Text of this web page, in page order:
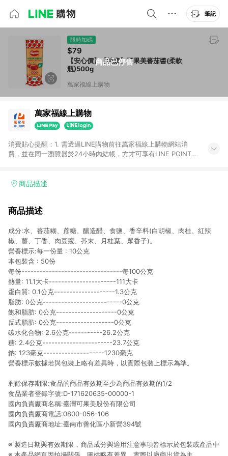
筆記
商品已停售
限時加碼
$79
【安心價】【純素】可果美蕃茄醬(柔軟
瓶)500g
萬家福線上購物
萬家福線上購物
消費貼心提醒：1. 需透過LINE購物前往萬家福線上購物網站消
費，並在同一瀏覽器於24小時內結帳，方才可享有LINE POINTS
4. 不具回饋資格種類商品：電子禮券。 5. 回饋點數計算將排除訂
錄，相關問題請於保留時間內聯絡客服中心，並由康達盛通生活
提供簡單、快速、輕鬆的購物流程及體驗，將不定期推出精選、
話題性或期間限定商品來滿足您的喜好。
商品描述
商品描述
成分:水、蕃茄糊、蔗糖、釀造醋、食鹽、香辛料(白胡椒、肉桂、紅辣
椒、薑、丁香、肉豆蔻、芥末、月桂葉、眾香子)。
營養標示:每一份量 : 10公克
本包裝含 : 50份
每份---------------------------------每100公克
熱量: 11.1大卡----------------------111大卡
蛋白質: 0.1公克--------------------1.3公克
脂肪: 0公克--------------------------0公克
飽和脂肪: 0公克--------------------0公克
反式脂肪: 0公克-------------------0公克
碳水化合物: 2.6公克-----------26.2公克
糖: 2.4公克-----------------------23.7公克
鈉: 123毫克--------------------1230毫克
營養標示數據若與包裝上略有差異時，以實際包裝上標示為準。
剩餘保存期限:食品的商品有效期至少為商品有效期的1/2
食品業者登錄字號:D-171620635-00000-1
國內負責廠商名稱:臺灣可果美股份有限公司
國內負責廠商電話:0800-056-106
國內負責廠商地址:臺南市善化區小新營394號
※ 製造日期與有效期限，商品成分與適用注意事項皆標示於包裝或產品中